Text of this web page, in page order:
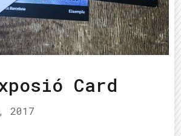
Card
2017